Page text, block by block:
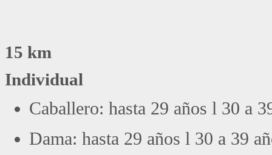
15 km
Individual
Caballero: hasta 29 años l 30 a
Dama: hasta 29 años l 30 a 39